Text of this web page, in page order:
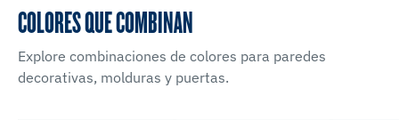
COLORES QUE COMBINAN
Explore combinaciones de colores para paredes
decorativas, molduras y puertas.